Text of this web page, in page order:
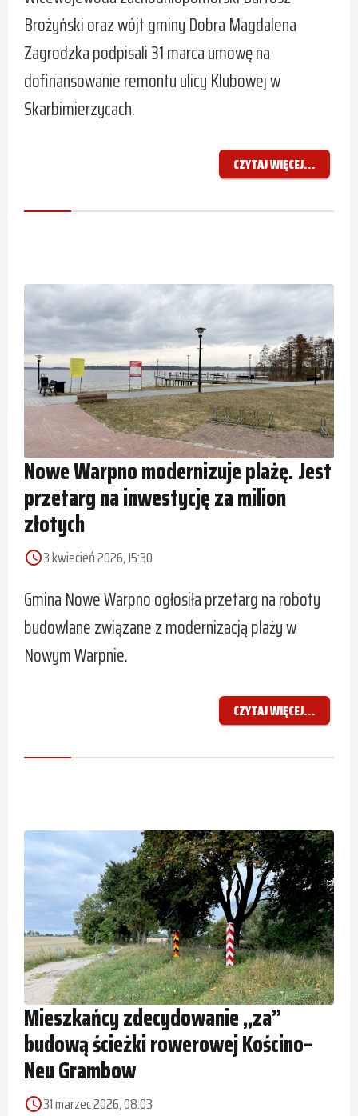
Brożyński oraz wójt gminy Dobra Magdalena
Zagrodzka podpisali 31 marca umowę na
dofinansowanie remontu ulicy Klubowej w
Skarbimierzycach.
CZYTAJ WIĘCEJ...
Nowe Warpno modernizuje plażę. Jest
przetarg na inwestycję za milion
złotych
access_time3 kwiecień 2026, 15:30
Gmina Nowe Warpno ogłosiła przetarg na roboty
budowlane związane z modernizacją plaży w
Nowym Warpnie.
CZYTAJ WIĘCEJ...
Mieszkańcy zdecydowanie „za”
budową ścieżki rowerowej Kościno–
Neu Grambow
access_time31 marzec 2026, 08:03